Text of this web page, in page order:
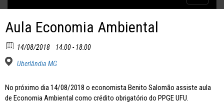
Aula Economia Ambiental
14/08/2018 14:00 - 18:00
Uberlândia MG
No próximo dia 14/08/2018 o economista Benito Salomão assiste aula
de Economia Ambiental como crédito obrigatório do PPGE UFU.